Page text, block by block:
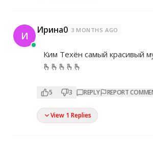
И Ирина0 3 MONTHS AGO
Ким Техён самый красивый
🫰🫰🫰🫰🫰
5 3 REPLY REPORT
View 1 Replies